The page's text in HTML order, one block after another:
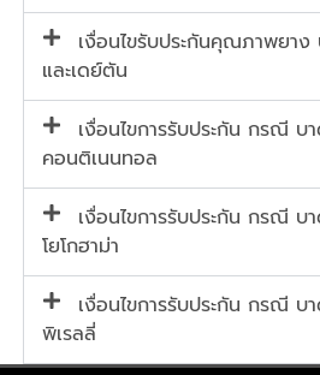
เงื่อนไขรับประกันคุณภาพยาง
และเดย์ตัน
เงื่อนไขการรับประกัน กรณี
คอนติเนนทอล
เงื่อนไขการรับประกัน กรณี
โยโกฮาม่า
เงื่อนไขการรับประกัน กรณี
พิเรลลี่